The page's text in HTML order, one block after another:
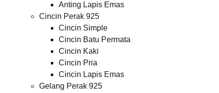
Anting Lapis Emas
Cincin Perak 925
Cincin Simple
Cincin Batu Permata
Cincin Kaki
Cincin Pria
Cincin Lapis Emas
Gelang Perak 925